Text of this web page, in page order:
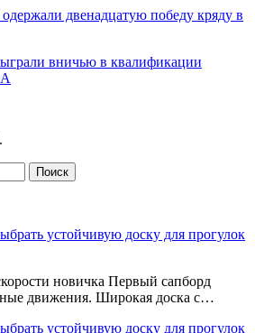
двенадцатую победу кряду в
вничью в квалификации
устойчивую доску для прогулок
новичка Первый сапборд
движения. Широкая доска с…
устойчивую доску для прогулок